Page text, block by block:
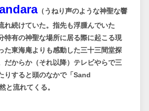
（うねり声のような神聖な響
れ続けていた。指先も浮腫んでいた
特有の神聖な場所に居る際に起こる現
た東海庵よりも感動した三十三間堂探
だからか（それ以降）テレビやらで三
りすると頭のなかで「Sand
と流れてくる。